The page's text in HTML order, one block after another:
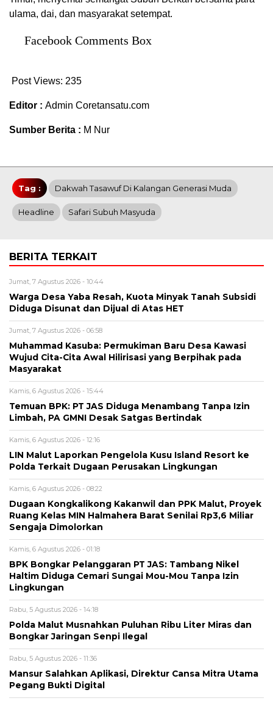
ulama, dai, dan masyarakat setempat.
Facebook Comments Box
Post Views: 235
Editor : Admin Coretansatu.com
Sumber Berita : M Nur
Tag : Dakwah Tasawuf Di Kalangan Generasi Muda
Headline Safari Subuh Masyuda
BERITA TERKAIT
Jumat, 7 Agustus 2026 - 10:44
Warga Desa Yaba Resah, Kuota Minyak Tanah Subsidi
Diduga Disunat dan Dijual di Atas HET
Jumat, 7 Agustus 2026 - 06:58
Muhammad Kasuba: Permukiman Baru Desa Kawasi
Wujud Cita-Cita Awal Hilirisasi yang Berpihak pada
Masyarakat
Kamis, 6 Agustus 2026 - 15:44
Temuan BPK: PT JAS Diduga Menambang Tanpa Izin
Limbah, PA GMNI Desak Satgas Bertindak
Kamis, 6 Agustus 2026 - 12:16
LIN Malut Laporkan Pengelola Kusu Island Resort ke
Polda Terkait Dugaan Perusakan Lingkungan
Kamis, 6 Agustus 2026 - 08:22
Dugaan Kongkalikong Kakanwil dan PPK Malut, Proyek
Ruang Kelas MIN Halmahera Barat Senilai Rp3,6 Miliar
Sengaja Dimolorkan
Kamis, 6 Agustus 2026 - 01:18
BPK Bongkar Pelanggaran PT JAS: Tambang Nikel
Haltim Diduga Cemari Sungai Mou-Mou Tanpa Izin
Lingkungan
Rabu, 5 Agustus 2026 - 14:18
Polda Malut Musnahkan Puluhan Ribu Liter Miras dan
Bongkar Jaringan Senpi Ilegal
Rabu, 5 Agustus 2026 - 11:36
Mansur Salahkan Aplikasi, Direktur Cansa Mitra Utama
Pegang Bukti Digital